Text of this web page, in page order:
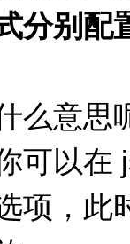
分别配
么意思
可以在
项，此